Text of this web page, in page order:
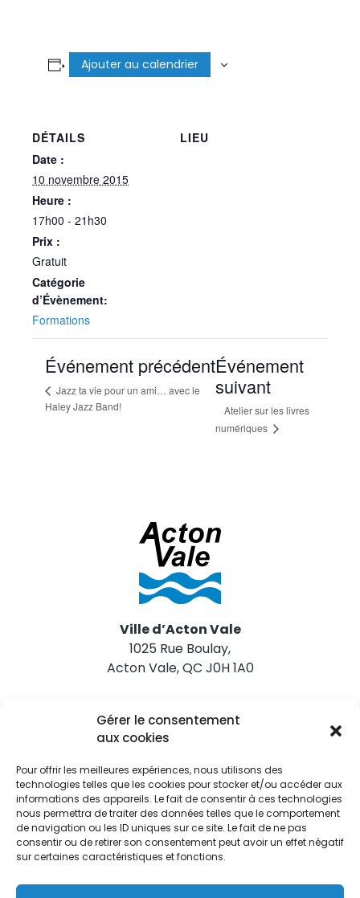
Gérer le consentement
aux cookies
Pour offrir les meilleures expériences, nous utilisons des
technologies telles que les cookies pour stocker et/ou accéder aux
informations des appareils. Le fait de consentir à ces technologies
nous permettra de traiter des données telles que le comportement
de navigation ou les ID uniques sur ce site. Le fait de ne pas
consentir ou de retirer son consentement peut avoir un effet négatif
sur certaines caractéristiques et fonctions.
Ajouter au calendrier
DÉTAILS
Date :
10 novembre 2015
Heure :
17h00 - 21h30
Prix :
Gratuit
Catégorie
d’Évènement:
Formations
LIEU
Événement précédent
Jazz ta vie pour un ami… avec le
Haley Jazz Band!
Événement
suivant
Atelier sur les livres
numériques
Ville d’Acton Vale
1025 Rue Boulay,
Acton Vale, QC J0H 1A0
Nous joindre
Tél. 450 546-2703
Restez informés
Abonnez-vous aux alertes municipales